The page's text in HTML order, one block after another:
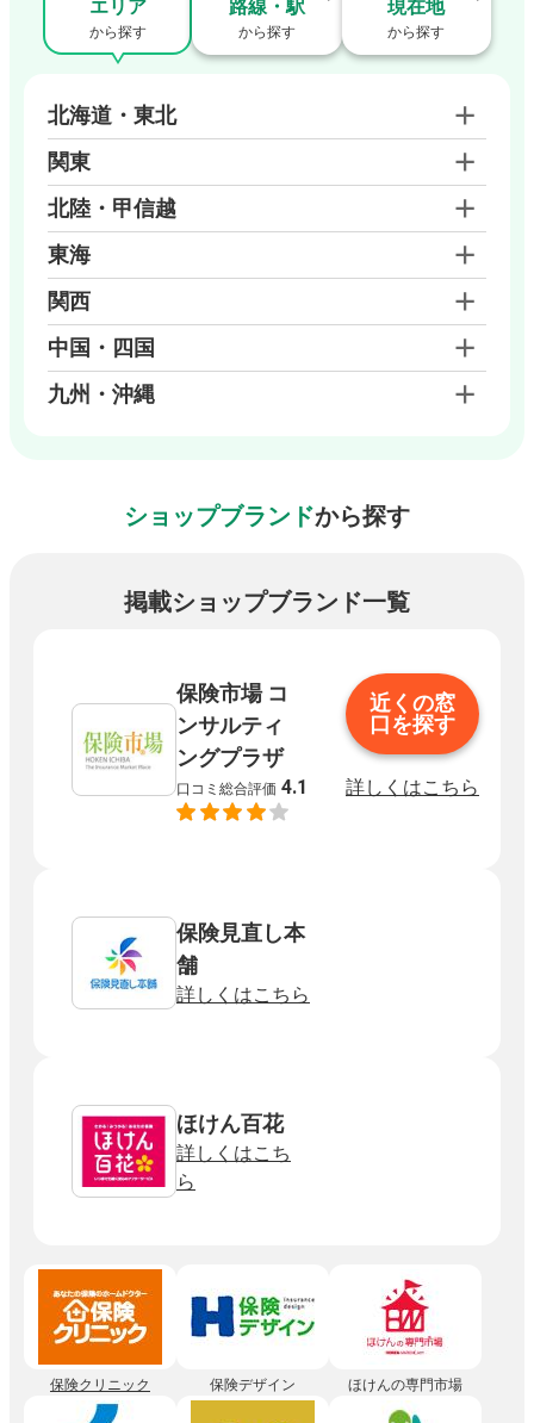
エリア
から探す
路線・駅
から探す
現在地
から探す
北海道・東北
関東
北陸・甲信越
東海
関西
中国・四国
九州・沖縄
ショップブランドから探す
掲載ショップブランド一覧
保険市場 コ
ンサルティ
ングプラザ
口コミ総合評価 4.1
近くの窓
口を探す
詳しくはこちら
保険見直し本
舗
詳しくはこちら
ほけん百花
詳しくはこち
ら
保険クリニック 保険デザイン ほけんの専門市場